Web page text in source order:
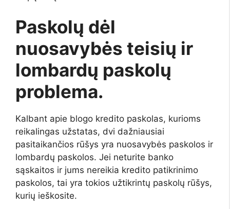
Paskolų dėl
nuosavybės teisių ir
lombardų paskolų
problema.
Kalbant apie blogo kredito paskolas, kurioms
reikalingas užstatas, dvi dažniausiai
pasitaikančios rūšys yra nuosavybės paskolos ir
lombardų paskolos. Jei neturite banko
sąskaitos ir jums nereikia kredito patikrinimo
paskolos, tai yra tokios užtikrintų paskolų rūšys,
kurių ieškosite.